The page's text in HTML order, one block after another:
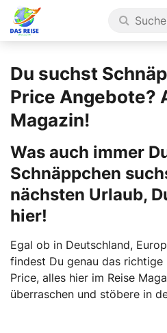
Du suchst
Price Angebote?
Magazin!
Was auch immer
Schnäppchen
nächsten Urlaub,
hier!
Egal ob in Deutschland,
findest Du genau das richtige
Price, alles hier im Reise
überraschen und stöbere in